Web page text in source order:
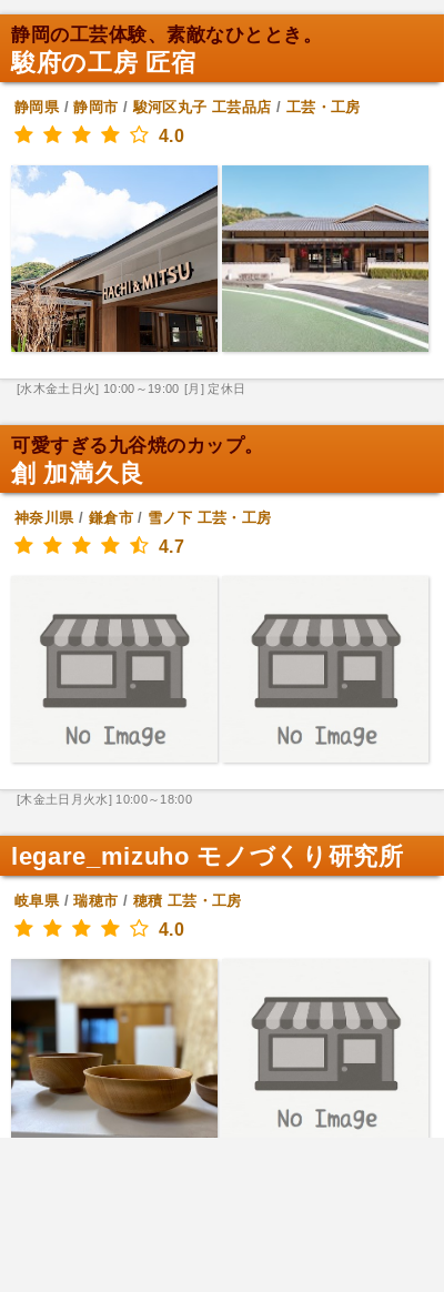
静岡の工芸体験、素敵なひととき。
駿府の工房 匠宿
静岡県/静岡市 /駿河区丸子 工芸品店 / 工芸・工房
4.0
[水木金土日火] 10:00～19:00 [月] 定休日
可愛すぎる九谷焼のカップ。
創 加満久良
神奈川県/ 鎌倉市/ 雪ノ下 工芸・工房
4.7
[木金土日月火水] 10:00～18:00
legare_mizuho モノづくり研究所
岐阜県/瑞穂市 / 穂積 工芸・工房
4.0